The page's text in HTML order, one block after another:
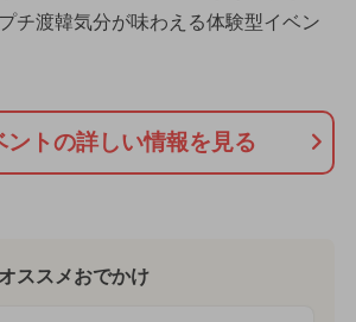
チ渡韓気分が味わえる体験型イベン
ントの詳しい情報を見る
ススメおでかけ